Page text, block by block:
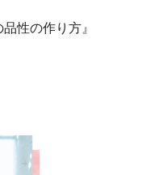
性の作り方』